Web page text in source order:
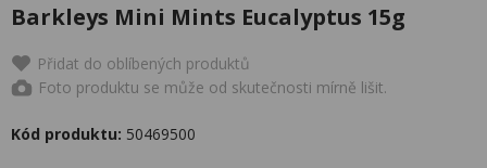
Barkleys Mini Mints Eucalyptus 15g
Přidat do oblíbených produktů
Foto produktu se může od skutečnosti mírně lišit.
Kód produktu: 50469500